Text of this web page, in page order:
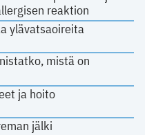
reaktion
ylävatsaoireita
mistä on
ja hoito
jälki